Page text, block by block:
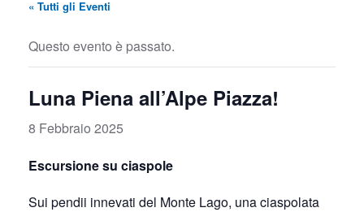
« Tutti gli Eventi
Questo evento è passato.
Luna Piena all’Alpe Piazza!
8 Febbraio 2025
Escursione su ciaspole
Sui pendii innevati del Monte Lago, una ciaspolata